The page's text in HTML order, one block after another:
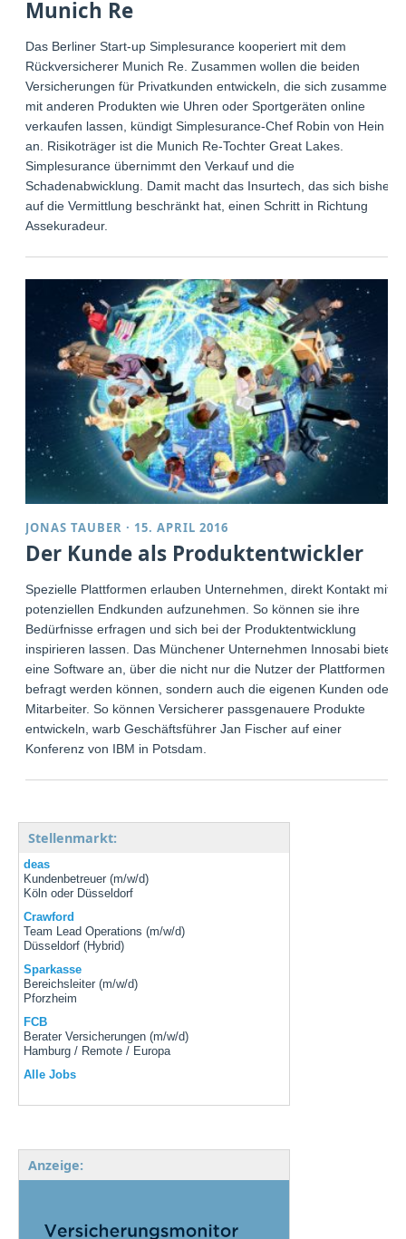
Munich Re
Das Berliner Start-up Simplesurance kooperiert mit dem
Rückversicherer Munich Re. Zusammen wollen die beiden
Versicherungen für Privatkunden entwickeln, die sich zusammen
mit anderen Produkten wie Uhren oder Sportgeräten online
verkaufen lassen, kündigt Simplesurance-Chef Robin von Hein
an. Risikoträger ist die Munich Re-Tochter Great Lakes.
Simplesurance übernimmt den Verkauf und die
Schadenabwicklung. Damit macht das Insurtech, das sich bisher
auf die Vermittlung beschränkt hat, einen Schritt in Richtung
Assekuradeur.
JONAS TAUBER · 15. APRIL 2016
Der Kunde als Produktentwickler
Spezielle Plattformen erlauben Unternehmen, direkt Kontakt mit
potenziellen Endkunden aufzunehmen. So können sie ihre
Bedürfnisse erfragen und sich bei der Produktentwicklung
inspirieren lassen. Das Münchener Unternehmen Innosabi bietet
eine Software an, über die nicht nur die Nutzer der Plattformen
befragt werden können, sondern auch die eigenen Kunden oder
Mitarbeiter. So können Versicherer passgenauere Produkte
entwickeln, warb Geschäftsführer Jan Fischer auf einer
Konferenz von IBM in Potsdam.
Stellenmarkt:
deas
Kundenbetreuer (m/w/d)
Köln oder Düsseldorf
Crawford
Team Lead Operations (m/w/d)
Düsseldorf (Hybrid)
Sparkasse
Bereichsleiter (m/w/d)
Pforzheim
FCB
Berater Versicherungen (m/w/d)
Hamburg / Remote / Europa
Alle Jobs
Anzeige: